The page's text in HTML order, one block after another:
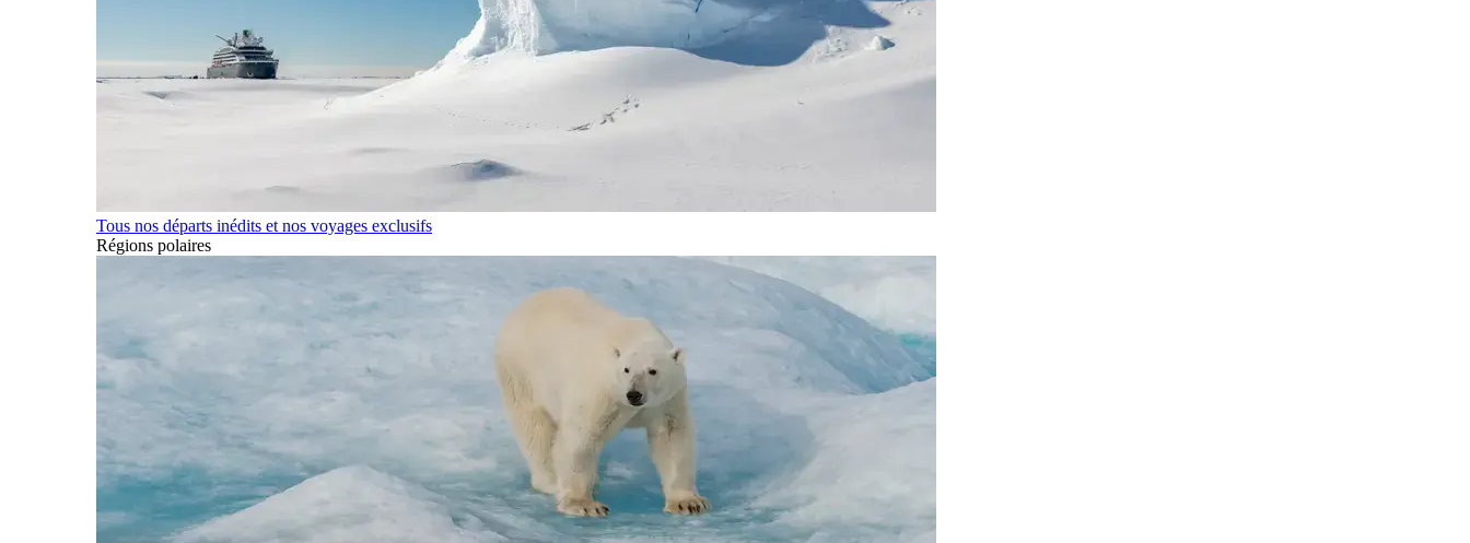
Tous nos départs inédits et nos voyages exclusifs
Régions polaires